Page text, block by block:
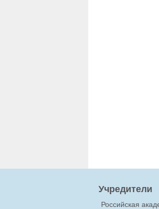
Учредители
Российская